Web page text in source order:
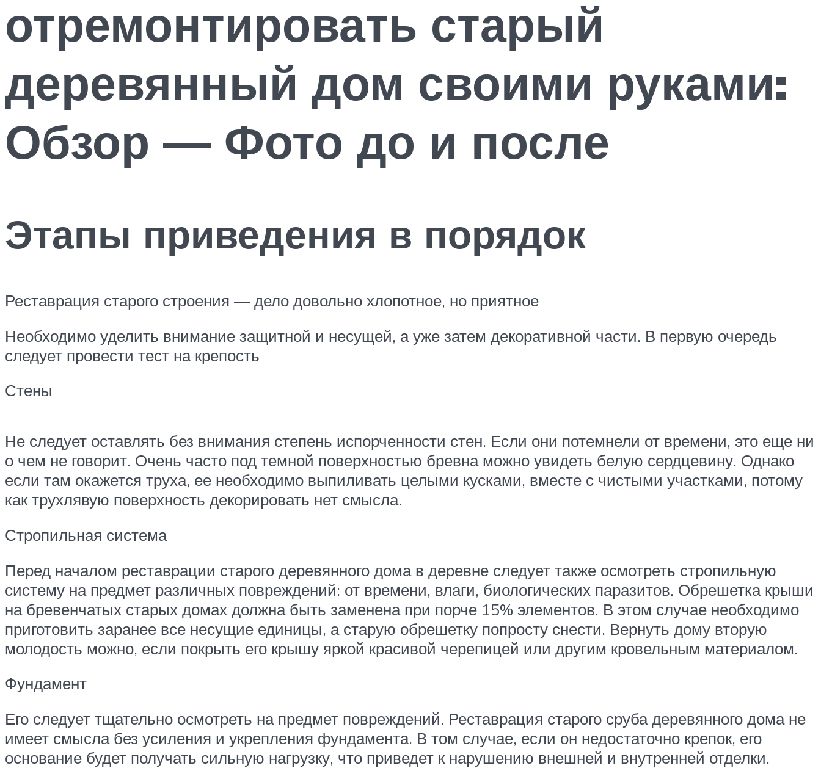
отремонтировать старый
деревянный дом своими руками:
Обзор — Фото до и после
Этапы приведения в порядок
Реставрация старого строения — дело довольно хлопотное, но приятное
Необходимо уделить внимание защитной и несущей, а уже затем декоративной части. В первую очередь
следует провести тест на крепость
Стены
Не следует оставлять без внимания степень испорченности стен. Если они потемнели от времени, это еще ни
о чем не говорит. Очень часто под темной поверхностью бревна можно увидеть белую сердцевину. Однако
если там окажется труха, ее необходимо выпиливать целыми кусками, вместе с чистыми участками, потому
как трухлявую поверхность декорировать нет смысла.
Стропильная система
Перед началом реставрации старого деревянного дома в деревне следует также осмотреть стропильную
систему на предмет различных повреждений: от времени, влаги, биологических паразитов. Обрешетка крыши
на бревенчатых старых домах должна быть заменена при порче 15% элементов. В этом случае необходимо
приготовить заранее все несущие единицы, а старую обрешетку попросту снести. Вернуть дому вторую
молодость можно, если покрыть его крышу яркой красивой черепицей или другим кровельным материалом.
Фундамент
Его следует тщательно осмотреть на предмет повреждений. Реставрация старого сруба деревянного дома не
имеет смысла без усиления и укрепления фундамента. В том случае, если он недостаточно крепок, его
основание будет получать сильную нагрузку, что приведет к нарушению внешней и внутренней отделки.